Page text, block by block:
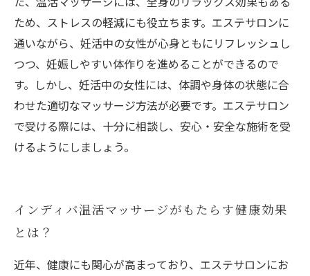
ため、ストレスの軽減にも役立ちます。エステサロンに
通いながら、妊活中の女性が心身ともにリフレッシュし
つつ、妊娠しやすい体作りを進めることができるので
す。しかし、妊活中の女性には、体調や身体の状態に合
わせた適切なマッサージ方法が必要です。エステサロン
で受ける際には、十分に相談し、安心・安全な施術を受
けるようにしましょう。
インディバ温活マッサージがもたらす健康効果
とは？
近年、健康にも関心が高まっており、エステサロンにお